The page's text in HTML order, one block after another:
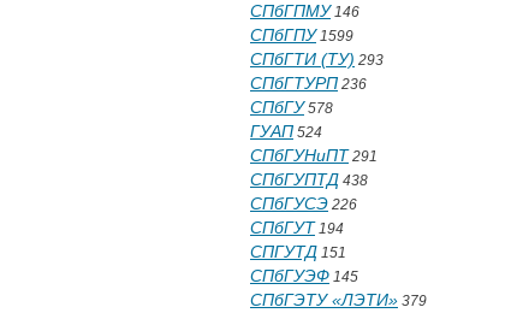
СПбГПМУ146
СПбГПУ1599
СПбГТИ (ТУ) 293
СПбГТУРП 236
СПбГУ578
ГУАП 524
СПбГУНиПТ 291
СПбГУПТД 438
СПбГУСЭ 226
СПбГУТ 194
СПГУТД 151
СПбГУЭФ 145
СПбГЭТУ «ЛЭТИ» 379